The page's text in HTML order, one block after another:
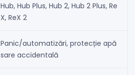
Hub, Hub Plus, Hub 2, Hub 2 Plus, Re
X, ReX 2
Panic/automatizări, protecție apă
sare accidentală